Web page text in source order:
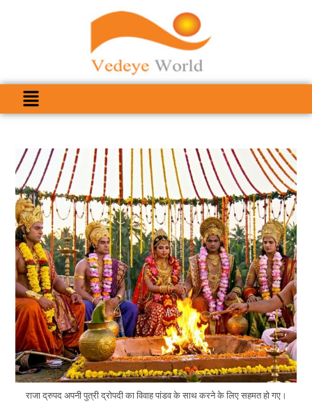
राजा द्रुपद अपनी पुत्री द्रोपदी का विवाह पांडव के साथ करने के लिए सहमत हो गए।